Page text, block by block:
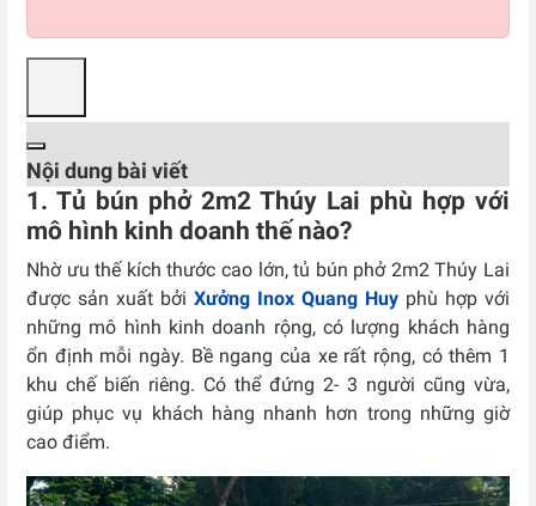
Nội dung bài viết
1. Tủ bún phở 2m2 Thúy Lai phù hợp với
mô hình kinh doanh thế nào?
Nhờ ưu thế kích thước cao lớn, tủ bún phở 2m2 Thúy Lai
được sản xuất bởi Xưởng Inox Quang Huy phù hợp với
những mô hình kinh doanh rộng, có lượng khách hàng
ổn định mỗi ngày. Bề ngang của xe rất rộng, có thêm 1
khu chế biến riêng. Có thể đứng 2- 3 người cũng vừa,
giúp phục vụ khách hàng nhanh hơn trong những giờ
cao điểm.